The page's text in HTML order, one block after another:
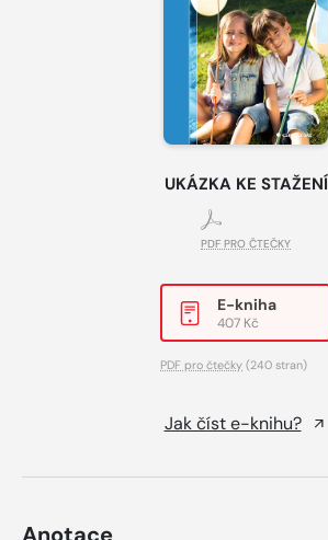
UKÁZKA KE STAŽENÍ
PDF PRO ČTEČKY
E-kniha
407 Kč
PDF pro čtečky (240 stran)
Jak číst e-knihu?